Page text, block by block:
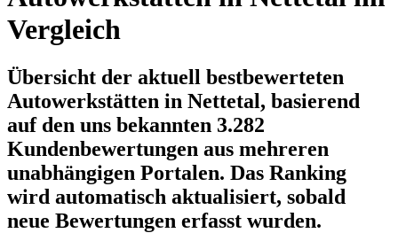
Vergleich
Übersicht der aktuell bestbewerteten
Autowerkstätten in Nettetal, basierend
auf den uns bekannten 3.282
Kundenbewertungen aus mehreren
unabhängigen Portalen. Das Ranking
wird automatisch aktualisiert, sobald
neue Bewertungen erfasst wurden.